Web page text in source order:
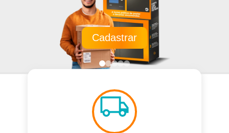
Cadastrar